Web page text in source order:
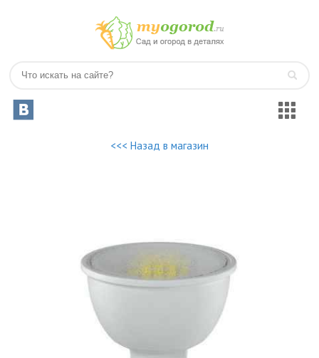
<<< Назад в магазин